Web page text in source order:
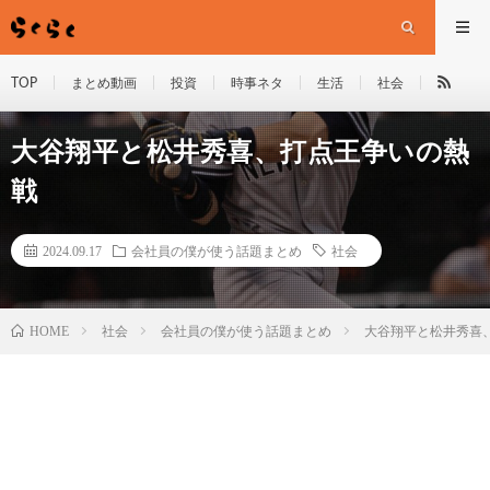
TOP まとめ動画 投資 時事ネタ 生活 社会
大谷翔平と松井秀喜、打点王争いの熱
戦
2024.09.17 会社員の僕が使う話題まとめ 社会
HOME 社会 会社員の僕が使う話題まとめ 大谷翔平と松井秀喜